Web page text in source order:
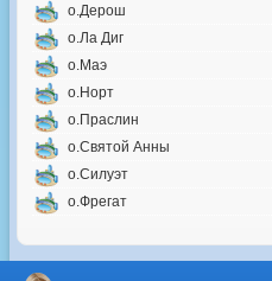
о.Дерош
о.Ла Диг
о.Маэ
о.Норт
о.Праслин
о.Святой Анны
о.Силуэт
о.Фрегат